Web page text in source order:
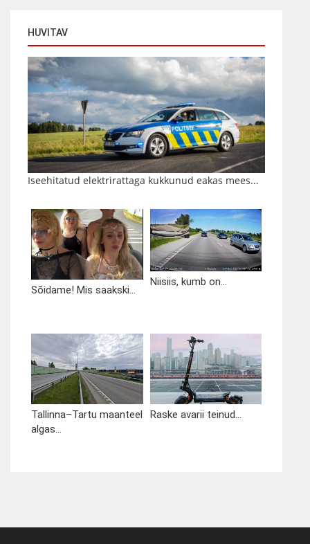
HUVITAV
Iseehitatud elektrirattaga kukkunud eakas mees...
Sõidame! Mis saakski...
Niisiis, kumb on...
Tallinna–Tartu maanteel
algas...
Raske avarii teinud...